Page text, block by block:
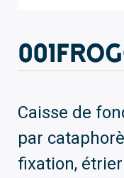
Caisse de
par
fixation,